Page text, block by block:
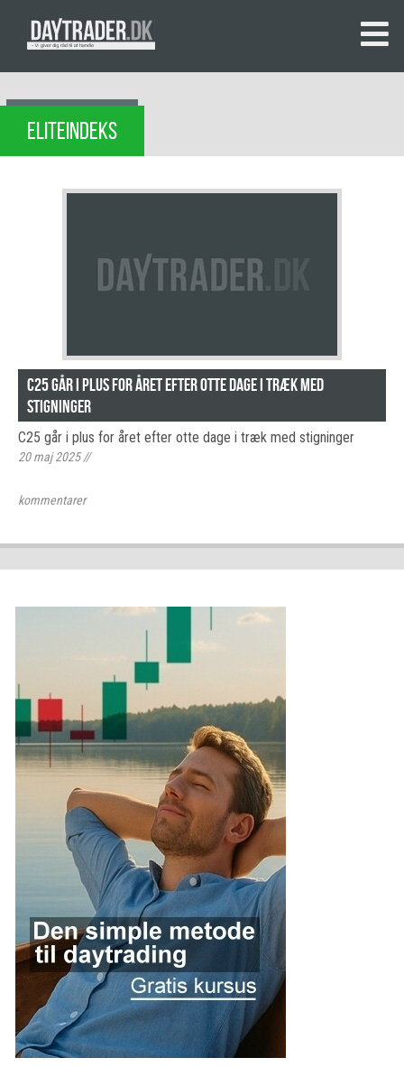
ELITEINDEKS
C25 går i plus for året efter otte dage i træk med
stigninger
C25 går i plus for året efter otte dage i træk med stigninger
20 maj 2025//
kommentarer